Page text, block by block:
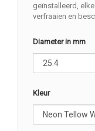
geïnstalleerd,
verfraaien en
Diameter in mm
Kleur